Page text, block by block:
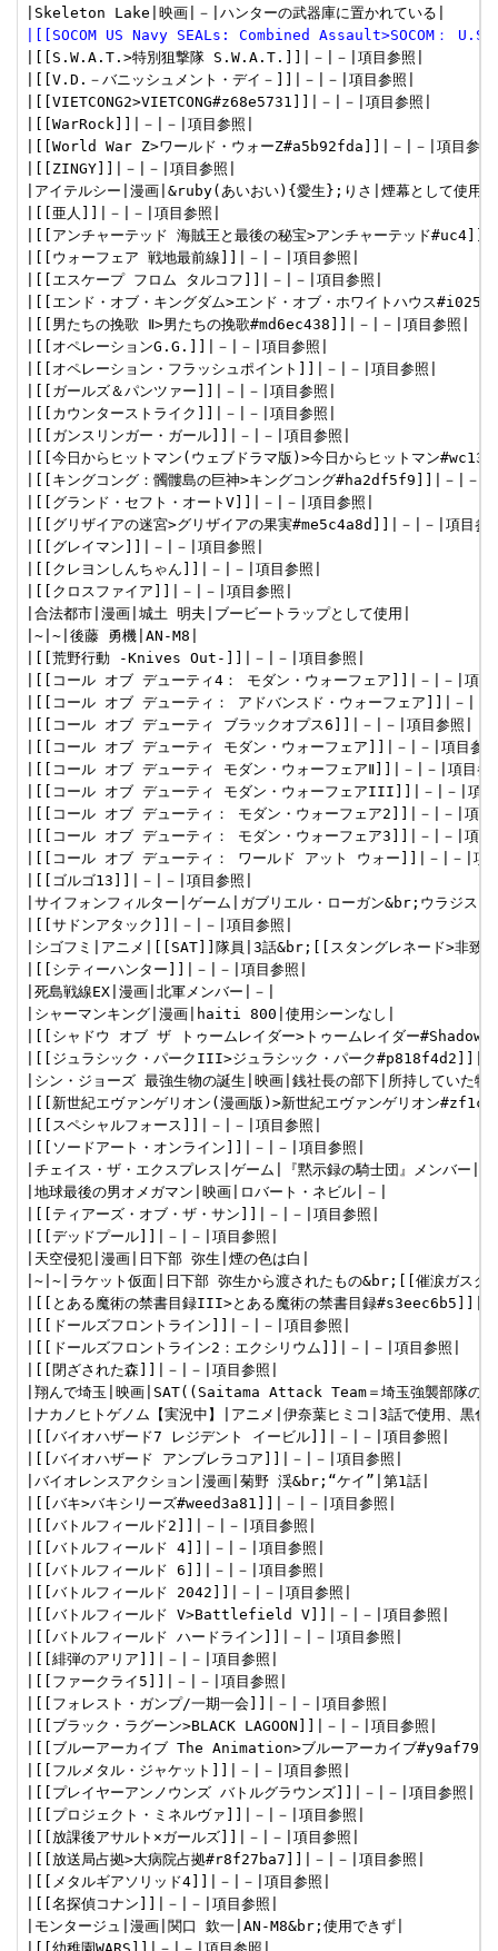
|[[SOCOM US Navy SEALs: Combined Assault>SOCOM：
|[[S.W.A.T.>特別狙撃隊 S.W.A.T.]]|－|－|項目参照|
|[[V.D.－バニッシュメント・デイ－]]|－|－|項目参照|
|[[VIETCONG2>VIETCONG#z68e5731]]|－|－|項目参照|
|[[WarRock]]|－|－|項目参照|
|[[World War Z>ワールド・ウォーZ#a5b92fda]]|－|－|項目参
|[[ZINGY]]|－|－|項目参照|
|アイテルシー|漫画|&ruby(あいおい){愛生};りさ|煙幕として使用|
|[[亜人]]|－|－|項目参照|
|[[アンチャーテッド 海賊王と最後の秘宝>アンチャーテッド
|[[ウォーフェア 戦地最前線]]|－|－|項目参照|
|[[エスケープ フロム タルコフ]]|－|－|項目参照|
|[[エンド・オブ・キングダム>エンド・オブ・ホワイトハウス
|[[男たちの挽歌 Ⅱ>男たちの挽歌#md6ec438]]|－|－|項目参照|
|[[オペレーションG.G.]]|－|－|項目参照|
|[[オペレーション・フラッシュポイント]]|－|－|項目参照|
|[[ガールズ＆パンツァー]]|－|－|項目参照|
|[[カウンターストライク]]|－|－|項目参照|
|[[ガンスリンガー・ガール]]|－|－|項目参照|
|[[今日からヒットマン(ウェブドラマ版)>今日からヒットマン
|[[キングコング：髑髏島の巨神>キングコング#ha2df5f9]]|－|－|
|[[グランド・セフト・オートV]]|－|－|項目参照|
|[[グリザイアの迷宮>グリザイアの果実#me5c4a8d]]|－|－|項目参
|[[グレイマン]]|－|－|項目参照|
|[[クレヨンしんちゃん]]|－|－|項目参照|
|[[クロスファイア]]|－|－|項目参照|
|合法都市|漫画|城土 明夫|ブービートラップとして使用|
|~|~|後藤 勇機|AN-M8|
|[[荒野行動 -Knives Out-]]|－|－|項目参照|
|[[コール オブ デューティ4： モダン・ウォーフェア]]|－|－|項目
|[[コール オブ デューティ： アドバンスド・ウォーフェア]]|－|－
|[[コール オブ デューティ ブラックオプス6]]|－|－|項目参照|
|[[コール オブ デューティ モダン・ウォーフェア]]|－|－|項目参
|[[コール オブ デューティ モダン・ウォーフェアⅡ]]|－|－|項目参
|[[コール オブ デューティ モダン・ウォーフェアIII]]|－|－|項
|[[コール オブ デューティ： モダン・ウォーフェア2]]|－|－|項目
|[[コール オブ デューティ： モダン・ウォーフェア3]]|－|－|項目
|[[コール オブ デューティ： ワールド アット ウォー]]|－|－|項
|[[ゴルゴ13]]|－|－|項目参照|
|サイフォンフィルター|ゲーム|ガブリエル・ローガン&br;ウラジス
|[[サドンアタック]]|－|－|項目参照|
|シゴフミ|アニメ|[[SAT]]隊員|3話&br;[[スタングレネード>非致
|[[シティーハンター]]|－|－|項目参照|
|死島戦線EX|漫画|北軍メンバー|－|
|シャーマンキング|漫画|haiti 800|使用シーンなし|
|[[シャドウ オブ ザ トゥームレイダー>トゥームレイダー
|[[ジュラシック・パークIII>ジュラシック・パーク#p818f4d2]]|
|シン・ジョーズ 最強生物の誕生|映画|銭社長の部下|所持していた物
|[[新世紀エヴァンゲリオン(漫画版)>新世紀エヴァンゲリオン
|[[スペシャルフォース]]|－|－|項目参照|
|[[ソードアート・オンライン]]|－|－|項目参照|
|チェイス・ザ・エクスプレス|ゲーム|『黙示録の騎士団』メンバー|
|地球最後の男オメガマン|映画|ロバート・ネビル|－|
|[[ティアーズ・オブ・ザ・サン]]|－|－|項目参照|
|[[デッドプール]]|－|－|項目参照|
|天空侵犯|漫画|日下部 弥生|煙の色は白|
|~|~|ラケット仮面|日下部 弥生から渡されたもの&br;[[催涙ガスグ
|[[とある魔術の禁書目録III>とある魔術の禁書目録#s3eec6b5]]|
|[[ドールズフロントライン]]|－|－|項目参照|
|[[ドールズフロントライン2：エクシリウム]]|－|－|項目参照|
|[[閉ざされた森]]|－|－|項目参照|
|翔んで埼玉|映画|SAT((Saitama Attack Team＝埼玉強襲部隊の略
|ナカノヒトゲノム【実況中】|アニメ|伊奈葉ヒミコ|3話で使用、黒
|[[バイオハザード7 レジデント イービル]]|－|－|項目参照|
|[[バイオハザード アンブレラコア]]|－|－|項目参照|
|バイオレンスアクション|漫画|菊野 渓&br;“ケイ”|第1話|
|[[バキ>バキシリーズ#weed3a81]]|－|－|項目参照|
|[[バトルフィールド2]]|－|－|項目参照|
|[[バトルフィールド 4]]|－|－|項目参照|
|[[バトルフィールド 6]]|－|－|項目参照|
|[[バトルフィールド 2042]]|－|－|項目参照|
|[[バトルフィールド V>Battlefield V]]|－|－|項目参照|
|[[バトルフィールド ハードライン]]|－|－|項目参照|
|[[緋弾のアリア]]|－|－|項目参照|
|[[ファークライ5]]|－|－|項目参照|
|[[フォレスト・ガンプ/一期一会]]|－|－|項目参照|
|[[ブラック・ラグーン>BLACK LAGOON]]|－|－|項目参照|
|[[ブルーアーカイブ The Animation>ブルーアーカイブ
|[[フルメタル・ジャケット]]|－|－|項目参照|
|[[プレイヤーアンノウンズ バトルグラウンズ]]|－|－|項目参照|
|[[プロジェクト・ミネルヴァ]]|－|－|項目参照|
|[[放課後アサルト×ガールズ]]|－|－|項目参照|
|[[放送局占拠>大病院占拠#r8f27ba7]]|－|－|項目参照|
|[[メタルギアソリッド4]]|－|－|項目参照|
|[[名探偵コナン]]|－|－|項目参照|
|モンタージュ|漫画|関口 欽一|AN-M8&br;使用できず|
|[[幼稚園WARS]]|－|－|項目参照|